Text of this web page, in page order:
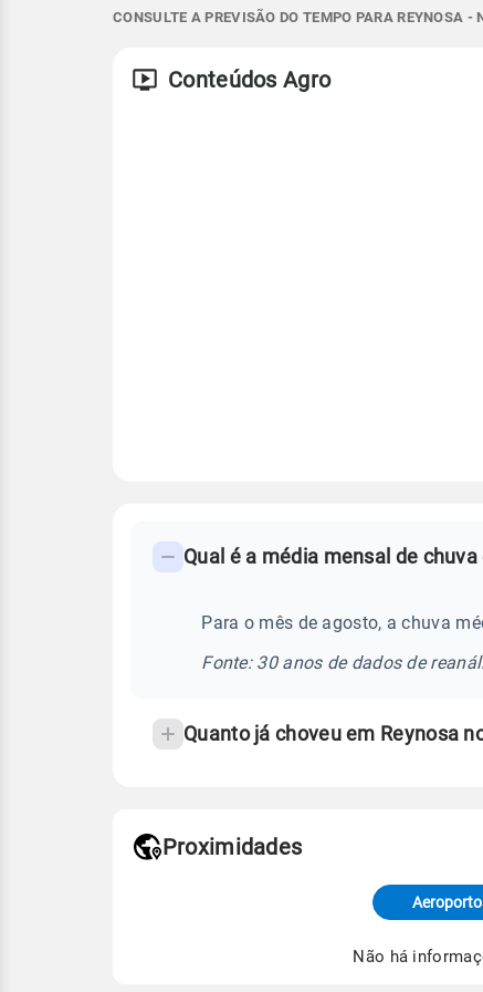
27°38°
31°34°
SE - 28km/h
CONSULTE A PREVISÃO DO TEMPO PARA REYNOSA -
Conteúdos Agro
frequentes
temperatura
Qual é a média mensal de
Para o mês de agosto, a chuva
Fonte: 30 anos de dados de
Quanto já choveu em Reynosa
de Tempo e Estudos Climáticos
Proximidades
Não há